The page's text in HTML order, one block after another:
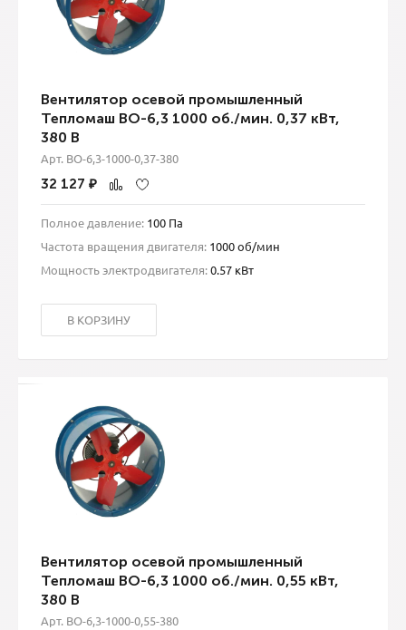
Вентилятор осевой промышленный
Тепломаш ВО-6,3 1000 об./мин. 0,37 кВт,
380 В
Арт. ВО-6,3-1000-0,37-380
32 127 ₽
Полное давление: 100 Па
Частота вращения двигателя: 1000 об/мин
Мощность электродвигателя:0.57 кВт
В КОРЗИНУ
Вентилятор осевой промышленный
Тепломаш ВО-6,3 1000 об./мин. 0,55 кВт,
380 В
Арт. ВО-6,3-1000-0,55-380